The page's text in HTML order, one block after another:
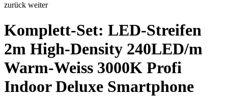
zurück weiter
Komplett-Set: LED-Streifen
2m High-Density 240LED/m
Warm-Weiss 3000K Profi
Indoor Deluxe Smartphone